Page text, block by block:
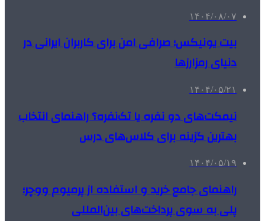
۱۴۰۴/۰۸/۰۷
بیت یونیکس؛ صرافی امن برای کاربران ایرانی در
دنیای رمزارزها
۱۴۰۴/۰۵/۲۱
نیمکت‌های دو نفره یا تک‌نفره؟ راهنمای انتخاب
بهترین گزینه برای کلاس‌های درس
۱۴۰۴/۰۵/۱۹
راهنمای جامع خرید و استفاده از پرمیوم ووچر؛
پلی به سوی پرداخت‌های بین‌المللی